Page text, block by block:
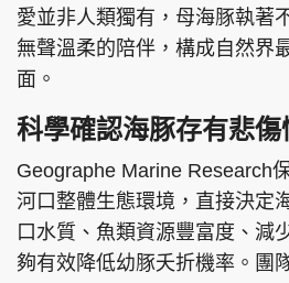
愛並非人類獨有，母海豚執著
無聲溫柔的陪伴，構成自然界
面。
科學確認海豚存有悲傷
Geographe Marine Research
河口整體生態環境，直接決定
口水質、魚類資源豐富度、減
夠有效降低幼豚夭折機率。團